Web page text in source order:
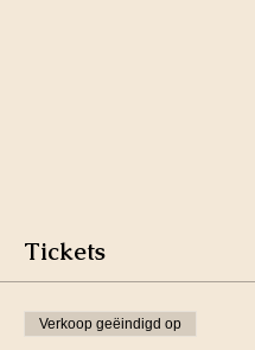
Tickets
Verkoop geëindigd op